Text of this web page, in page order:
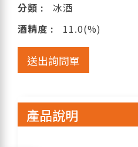
分類 :
冰酒
酒精度 :
11.0(%)
送出詢問單
產品說明